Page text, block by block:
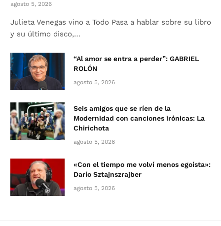
agosto 5, 2026
Julieta Venegas vino a Todo Pasa a hablar sobre su libro
y su último disco,…
“Al amor se entra a perder”: GABRIEL
ROLÓN
agosto 5, 2026
Seis amigos que se ríen de la
Modernidad con canciones irónicas: La
Chirichota
agosto 5, 2026
«Con el tiempo me volví menos egoísta»:
Darío Sztajnszrajber
agosto 5, 2026